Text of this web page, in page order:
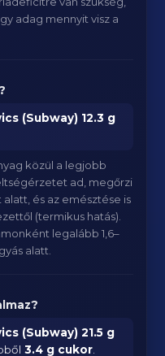
adag mennyit visz a
(Subway) 12.3 g
közül a legjobb
ad, megőrzi
és az emésztése is
(termikus hatás).
legalább 1,6–
alatt.
(Subway) 21.5 g
3.4 g cukor